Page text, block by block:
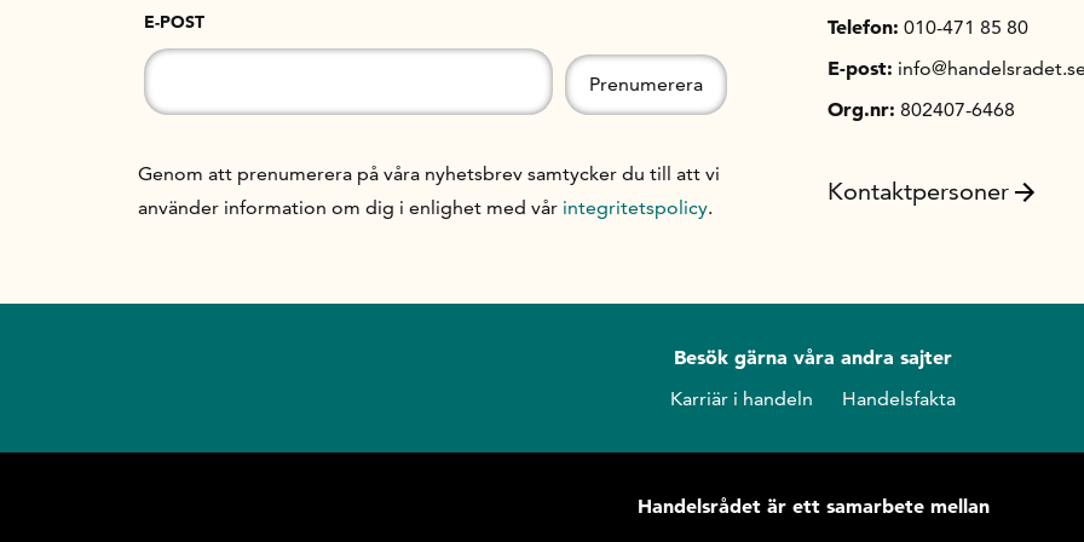
E-POST
Genom att prenumerera på våra nyhetsbrev samtycker du till att vi
använder information om dig i enlighet med vår integritetspolicy.
Telefon: 010-471 85 80
E-post:
Org.nr: 802407-6468
Kontaktpersoner
Besök gärna våra andra sajter
Karriär i handeln Handelsfakta
Handelsrådet är ett samarbete mellan